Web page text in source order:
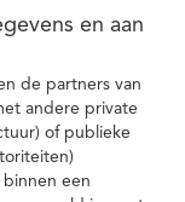
en aan
de partners van
andere private
of publieke
een